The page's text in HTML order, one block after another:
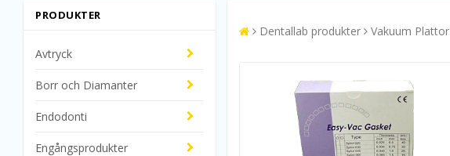
PRODUKTER
Avtryck
Borr och Diamanter
Endodonti
Engångsprodukter
Dentallab produkter Vakuum Plattor